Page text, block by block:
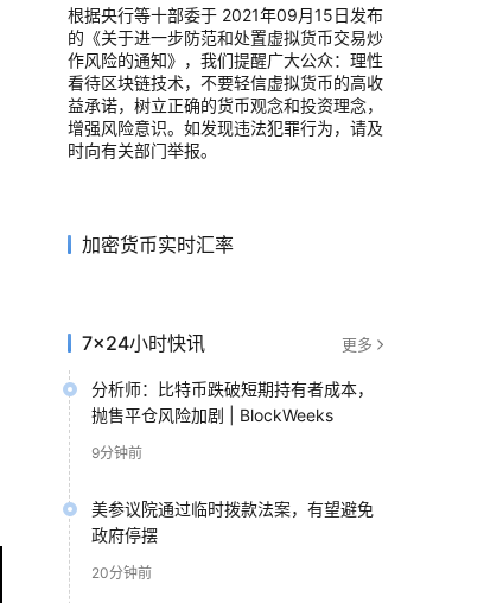
根据央行等十部委于 2021年09月15日发布
的《关于进一步防范和处置虚拟货币交易炒
作风险的通知》，我们提醒广大公众：理性
看待区块链技术，不要轻信虚拟货币的高收
益承诺，树立正确的货币观念和投资理念，
增强风险意识。如发现违法犯罪行为，请及
时向有关部门举报。
加密货币实时汇率
7×24小时快讯 更多
分析师：比特币跌破短期持有者成本，
抛售平仓风险加剧 | BlockWeeks
9分钟前
美参议院通过临时拨款法案，有望避免
政府停摆
20分钟前